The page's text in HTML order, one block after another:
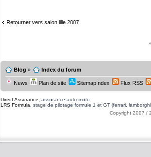
Retourner vers salon lille 2007
Blog » Index du forum
News Plan de site SitemapIndex Flux RSS
Direct Assurance , assurance auto-moto
LRS Formula , stage de pilotage formule 1 et GT (ferrari,
Copyright 2007 /